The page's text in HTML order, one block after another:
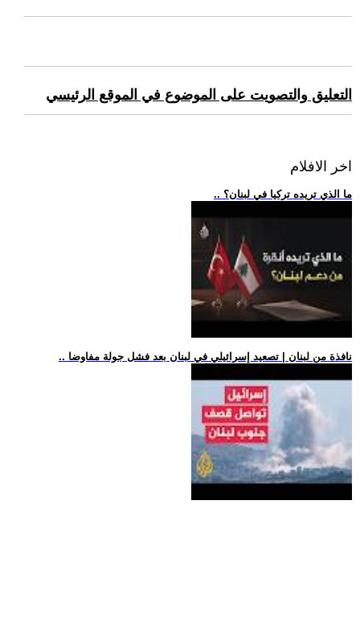
التعليق والتصويت على الموضوع في الموقع الرئيسي
اخر الافلام
.. ما الذي تريده تركيا في لبنان؟
.. نافذة من لبنان | تصعيد إسرائيلي في لبنان بعد فشل جولة مفاوضا